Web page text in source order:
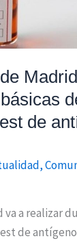
de
,
va a realizar
de